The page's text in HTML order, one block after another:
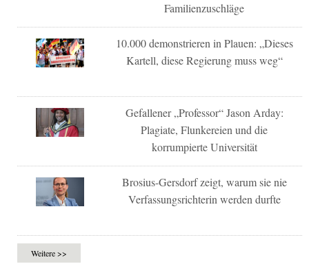
Familienzuschläge
10.000 demonstrieren in Plauen: „Dieses
Kartell, diese Regierung muss weg“
Gefallener „Professor“ Jason Arday:
Plagiate, Flunkereien und die
korrumpierte Universität
Brosius-Gersdorf zeigt, warum sie nie
Verfassungsrichterin werden durfte
Weitere >>